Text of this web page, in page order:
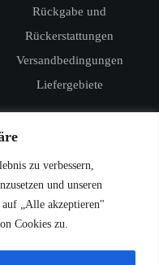
zu verbessern,
und unseren
„Alle akzeptieren"
Cookies zu.
Rückgabe und
Rückerstattungen
Versandbedingungen
Liefergebiete